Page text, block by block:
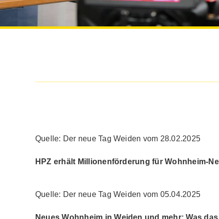
Quelle: Der neue Tag Weiden vom 28.02.2025
HPZ erhält Millionenförderung für Wohnheim-
Quelle: Der neue Tag Weiden vom 05.04.2025
Neues Wohnheim in Weiden und mehr: Was